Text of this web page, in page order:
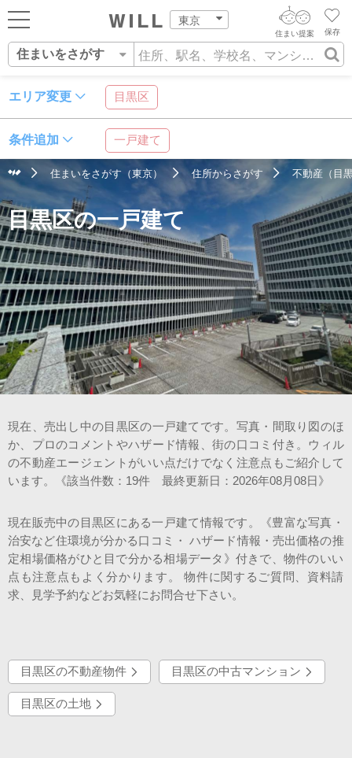
東京
ログイン
新規会員登録
住まいをさがす
住まいを売る
住まいをつくる
店舗案内
スタッフ紹介
会社案内
保存
住まい提案
住まいをさがす
住まいをさがす
営業所をさがす
スタッフをさがす
AIウィルくんの提案
AI査定・チャット相談する
不動産エージェントの提案
価格査定を依頼する
相場データを依頼する
エリア変更 目黒区
条件追加 一戸建て
住所 沿線・駅 学校区
住まいをさがす（東京） 住所からさがす 不動産（目
目黒区の一戸建て
現在、売出し中の目黒区の一戸建てです。写真・間取り図のほ
か、プロのコメントやハザード情報、街の口コミ付き。ウィル
の不動産エージェントがいい点だけでなく注意点もご紹介して
います。《該当件数：19件 最終更新日：2026年08月08日》
現在販売中の目黒区にある一戸建て情報です。《豊富な写真・
治安など住環境が分かる口コミ・ ハザード情報・売出価格の推
定相場価格がひと目で分かる相場データ》付きで、物件のいい
点も注意点もよく分かります。 物件に関するご質問、資料請
求、見学予約などお気軽にお問合せ下さい。
目黒区の不動産物件 目黒区の中古マンション
目黒区の土地